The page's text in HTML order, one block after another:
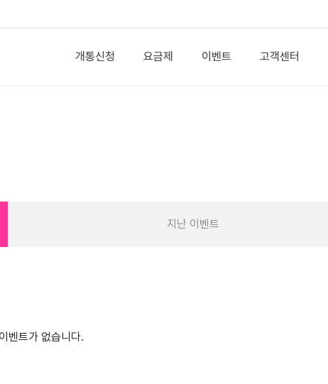
개통신청 요금제 이벤트 고객센터
지난 이벤트
벤트가 없습니다.